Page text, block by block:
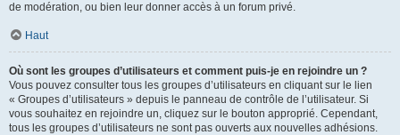
de modération, ou bien leur donner accès à un forum privé.
Haut
Où sont les groupes d’utilisateurs et comment puis-je en rejoindre un ?
Vous pouvez consulter tous les groupes d’utilisateurs en cliquant sur le lien
« Groupes d’utilisateurs » depuis le panneau de contrôle de l’utilisateur. Si
vous souhaitez en rejoindre un, cliquez sur le bouton approprié. Cependant,
tous les groupes d’utilisateurs ne sont pas ouverts aux nouvelles adhésions.